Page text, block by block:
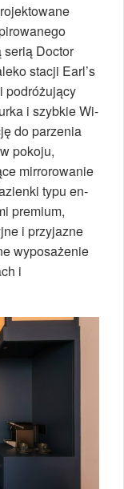
serią Doctor
stacji Earl’s
podróżujący
i szybkie Wi-
do parzenia
pokoju,
mirrorowanie
typu en-
premium,
i przyjazne
wyposażenie
i